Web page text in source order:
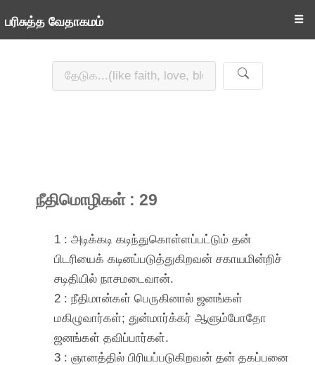
பரிசுத்த வேதாகமம் ☰
நீதிமொழிகள் : 29
1 : அடிக்கடி கடிந்துகொள்ளப்பட்டும் தன்
பிடரியைக் கடினப்படுத்துகிறவன் சகாயமின்றிச்
சடிதியில் நாசமடைவான்.
2 : நீதிமான்கள் பெருகினால் ஜனங்கள்
மகிழுவார்கள்; துன்மார்க்கர் ஆளும்போதோ
ஜனங்கள் தவிப்பார்கள்.
3 : ஞானத்தில் பிரியப்படுகிறவன் தன் தகப்பனை